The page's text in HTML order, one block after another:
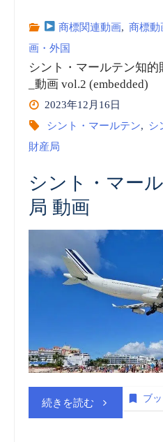
マ
ル
財
産
SXM)
商
商標関連動画, 商標動
画・外国
シント・マールテン知的
_動画 vol.2 (embedded)
2023年12月16日
シント・マールテン, シ
財産局
シント・マー
局 動画
続きを読む“シ ブ